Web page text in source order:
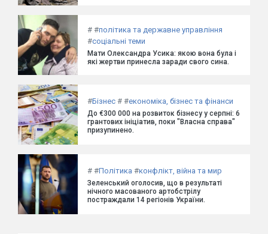
# #політика та державне управління
#соціальні теми
Мати Олександра Усика: якою вона була і
які жертви принесла заради свого сина.
#Бізнес # #економіка, бізнес та фінанси
До €300 000 на розвиток бізнесу у серпні: 6
грантових ініціатив, поки "Власна справа"
призупинено.
# #Політика #конфлікт, війна та мир
Зеленський оголосив, що в результаті
нічного масованого артобстрілу
постраждали 14 регіонів України.